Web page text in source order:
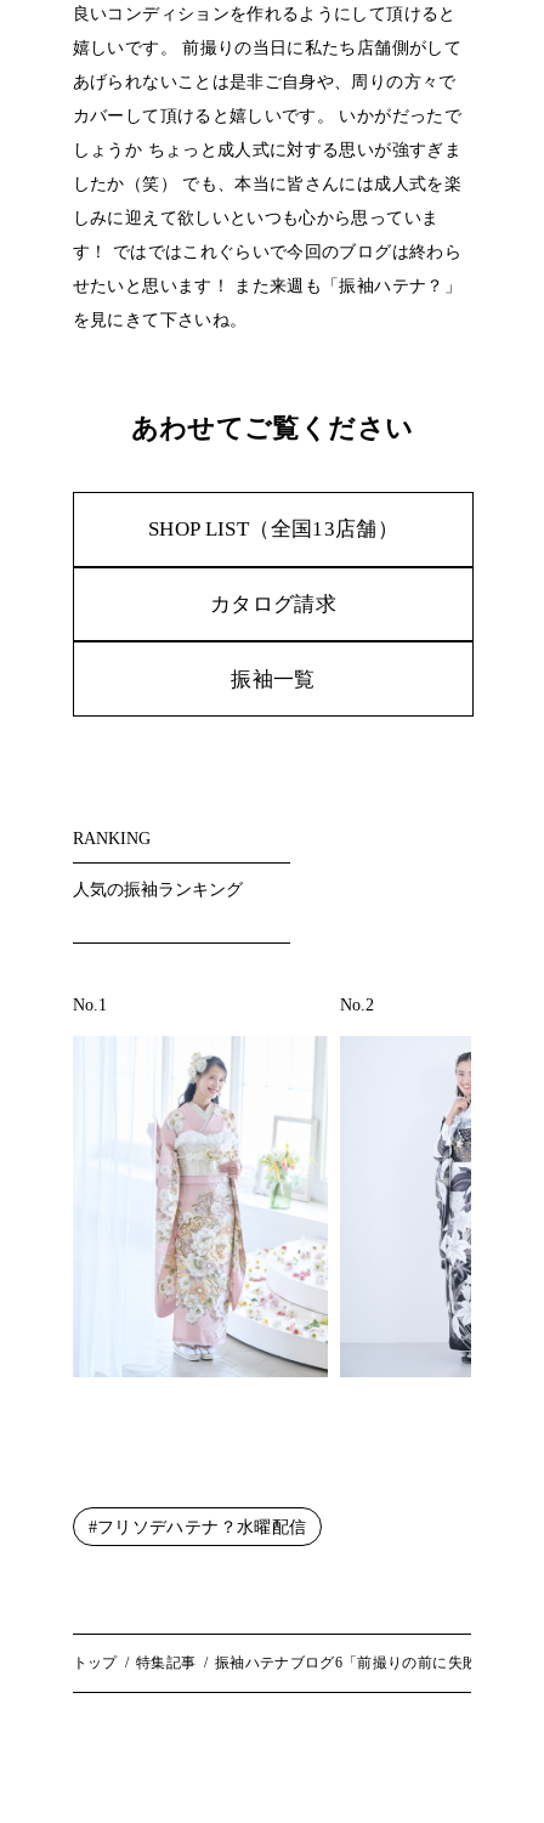
トップ 特集記事 振袖ハテナブログ6「前撮りの前に失敗しないお
良いコンディションを作れるようにして頂けると
嬉しいです。 前撮りの当日に私たち店舗側がして
あげられないことは是非ご自身や、周りの方々で
カバーして頂けると嬉しいです。 いかがだったで
しょうか ちょっと成人式に対する思いが強すぎま
したか（笑） でも、本当に皆さんには成人式を楽
しみに迎えて欲しいといつも心から思っていま
す！ ではではこれぐらいで今回のブログは終わら
せたいと思います！ また来週も「振袖ハテナ？」
を見にきて下さいね。
あわせてご覧ください
SHOP LIST（全国13店舗）
カタログ請求
振袖一覧
RANKING
人気の振袖ランキング
No.1 No.2
#フリソデハテナ？水曜配信